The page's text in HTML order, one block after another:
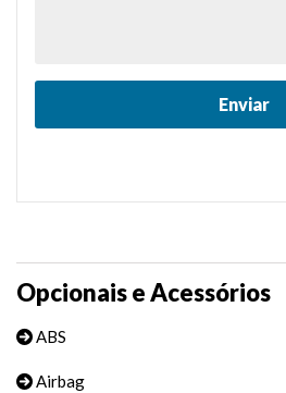
Opcionais e Acessórios
ABS
Airbag